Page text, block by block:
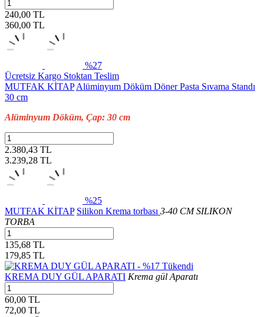
240,00 TL
360,00 TL
%27
Ücretsiz Kargo Stoktan Teslim
MUTFAK KİTAP Alüminyum Döküm Döner Pasta Sıvama Standı
30 cm
Alüminyum Döküm, Çap: 30 cm
2.380,43 TL
3.239,28 TL
%25
MUTFAK KİTAP Silikon Krema torbası 3-40 CM SILIKON
TORBA
135,68 TL
179,85 TL
%17 Tükendi
KREMA DUY GÜL APARATI Krema gül Aparatı
60,00 TL
72,00 TL